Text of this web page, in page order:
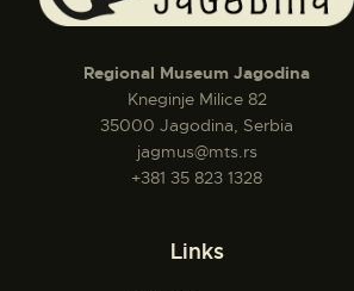
Regional Museum Jagodina
Kneginje Milice 82
35000 Jagodina, Serbia
jagmus@mts.rs
+381 35 823 1328
Links